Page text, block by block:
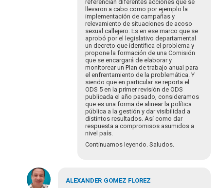
referencian diferentes acciones que se
llevaron a cabo como por ejemplo la
implementación de campañas y
relevamiento de situaciones de acoso
sexual callejero. Es en ese marco que se
aprobó por el legislativo departamental
un decreto que identifica el problema y
propone la formación de una Comisión
que se encargará de elaborar y
monitorear un Plan de trabajo anual para
el enfrentamiento de la problemática. Y
siendo que en particular se reporta el
ODS 5 en la primer revisión de ODS
publicada el año pasado, consideramos
que es una forma de alinear la política
pública a la gestión y dar visibilidad a
distintos resultados. Así como dar
respuesta a compromisos asumidos a
nivel país.
Continuamos leyendo. Saludos.
respuesta
ALEXANDER GOMEZ FLOREZ